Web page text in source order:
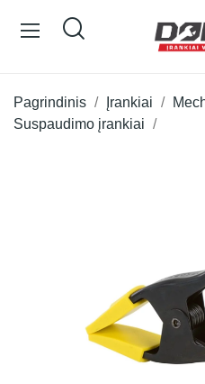
Pagrindinis Įrankiai
Suspaudimo įrankiai